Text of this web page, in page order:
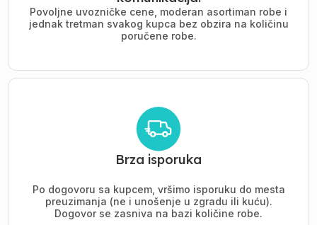
Povoljne uvozničke cene, moderan asortiman robe i
jednak tretman svakog kupca bez obzira na količinu
poručene robe.
Brza isporuka
Po dogovoru sa kupcem, vršimo isporuku do mesta
preuzimanja (ne i unošenje u zgradu ili kuću).
Dogovor se zasniva na bazi količine robe.